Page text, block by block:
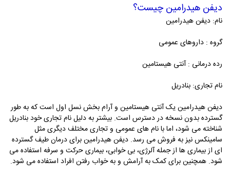
دیفن هیدرامین چیست؟
نام: دیفن هیدرامین
گروه : داروهای عمومی
رده درمانی : آنتی هیستامین
نام تجاری: بنادریل
دیفن هیدرامین یک آنتی هیستامین و آرام بخش نسل اول است که به طور
گسترده بدون نسخه در دسترس است. بیشتر به دلیل نام تجاری خود بنادریل
شناخته می شود، اما با نام های عمومی و تجاری مختلف دیگری مثل
سامینکس نیز به فروش می رسد. دیفن هیدرامین برای درمان طیف گسترده
ای از بیماری ها از جمله آلرژی، بی خوابی، بیماری حرکت و سرفه استفاده می
شود. همچنین برای کمک به آرامش و به خواب رفتن افراد استفاده می شود.